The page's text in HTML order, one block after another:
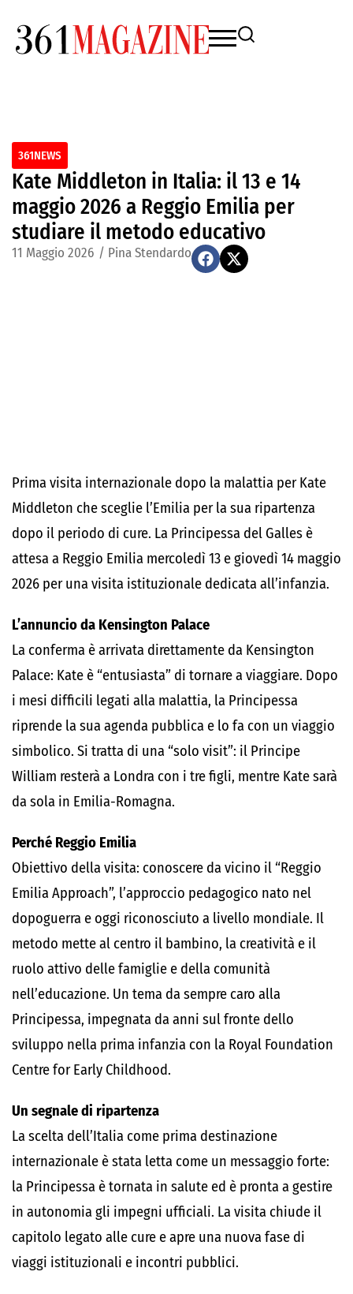
361NEWS
Kate Middleton in Italia: il 13 e 14
maggio 2026 a Reggio Emilia per
studiare il metodo educativo
11 Maggio 2026 / Pina Stendardo
Prima visita internazionale dopo la malattia per Kate
Middleton che sceglie l’Emilia per la sua ripartenza
dopo il periodo di cure. La Principessa del Galles è
attesa a Reggio Emilia mercoledì 13 e giovedì 14 maggio
2026 per una visita istituzionale dedicata all’infanzia.
L’annuncio da Kensington Palace
La conferma è arrivata direttamente da Kensington
Palace: Kate è “entusiasta” di tornare a viaggiare. Dopo
i mesi difficili legati alla malattia, la Principessa
riprende la sua agenda pubblica e lo fa con un viaggio
simbolico. Si tratta di una “solo visit”: il Principe
William resterà a Londra con i tre figli, mentre Kate sarà
da sola in Emilia-Romagna.
Perché Reggio Emilia
Obiettivo della visita: conoscere da vicino il “Reggio
Emilia Approach”, l’approccio pedagogico nato nel
dopoguerra e oggi riconosciuto a livello mondiale. Il
metodo mette al centro il bambino, la creatività e il
ruolo attivo delle famiglie e della comunità
nell’educazione. Un tema da sempre caro alla
Principessa, impegnata da anni sul fronte dello
sviluppo nella prima infanzia con la Royal Foundation
Centre for Early Childhood.
Un segnale di ripartenza
La scelta dell’Italia come prima destinazione
internazionale è stata letta come un messaggio forte:
la Principessa è tornata in salute ed è pronta a gestire
in autonomia gli impegni ufficiali. La visita chiude il
capitolo legato alle cure e apre una nuova fase di
viaggi istituzionali e incontri pubblici.